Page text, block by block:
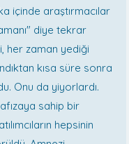
içinde araştırmacılar
diye tekrar
her zaman yediği
kısa süre sonra
Onu da yiyorlardı.
sahip bir
hepsinin